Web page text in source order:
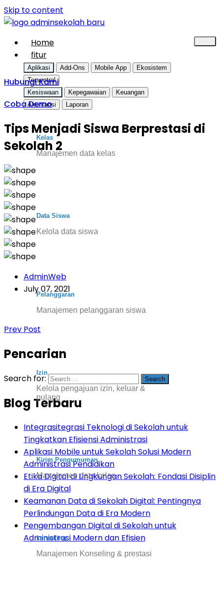
Skip to content
Home
fitur
Aplikasi Add-Ons Mobile App
Ekosistem
Tersentral
Kesiswaan
Kepegawaian
Keuangan
Akuntansi
Laporan
Kelas
Manajemen data kelas
Data Siswa
Kelola data siswa
Pelanggaran
Manajemen pelanggaran siswa
Izin
Kelola pengajuan izin, keluar &
pulang
Kirim Pengumuman
Manajemen data kelas
konseling
Manajemen Konseling & prestasi
Hubungi Kami
Coba Demo
Tips Menjadi Siswa Berprestasi di
Sekolah 2
AdminWeb
July 07, 2021
Prev Post
Pencarian
Search for:
Blog Terbaru
Integrasitegrasi Teknologi di Sekolah untuk
Tingkatkan Efisiensi Administrasi
Aplikasi Mobile untuk Sekolah Solusi Modern
Administrasi Pendidikan
Etika Digital di Lingkungan Sekolah: Fondasi Disiplin
di Era Digital
Keamanan Data di Sekolah Digital: Pentingnya
Perlindungan Data di Era Modern
Pengembangan Digital di Sekolah untuk
Administrasi Modern dan Efisien